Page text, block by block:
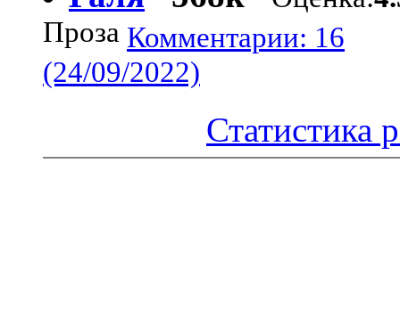
Проза Комментарии: 16
(24/09/2022)
Статистика